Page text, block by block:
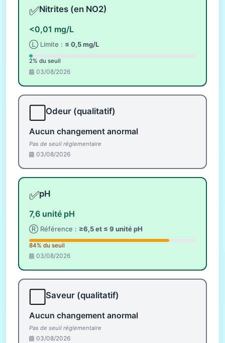
✅Nitrites (en NO2)
<0,01 mg/L
Ⓛ Limite : ≤ 0,5 mg/L
2% du seuil
03/08/2026
Odeur (qualitatif)
Aucun changement anormal
Pas de seuil réglementaire
03/08/2026
✅pH
7,6 unité pH
Ⓡ Référence : ≥6,5 et ≤ 9 unité pH
84% du seuil
03/08/2026
Saveur (qualitatif)
Aucun changement anormal
Pas de seuil réglementaire
03/08/2026